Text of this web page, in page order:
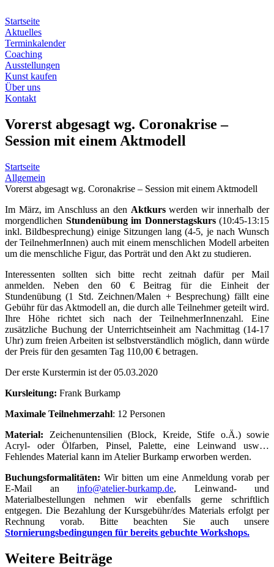
Inhalt
springen
Startseite
Aktuelles
Terminkalender
Coaching
Ausstellungen
Kunst kaufen
Über uns
Kontakt
Vorerst abgesagt wg. Coronakrise –
Session mit einem Aktmodell
Startseite
Allgemein
Vorerst abgesagt wg. Coronakrise – Session mit einem Aktmodell
Im März, im Anschluss an den Aktkurswerden wir innerhalb der
morgendlichen Stundenübung im Donnerstagskurs(10:45-13:15
inkl. Bildbesprechung) einige Sitzungen lang (4-5, je nach Wunsch
der TeilnehmerInnen) auch mit einem menschlichen Modell arbeiten
um die menschliche Figur, das Porträt und den Akt zu studieren.
Interessenten sollten sich bitte recht zeitnah dafür per Mail
anmelden. Neben den 60 € Beitrag für die Einheit der
Stundenübung (1 Std. Zeichnen/Malen + Besprechung) fällt eine
Gebühr für das Aktmodell an, die durch alle Teilnehmer geteilt wird.
Ihre Höhe richtet sich nach der TeilnehmerInnenzahl. Eine
zusätzliche Buchung der Unterrichtseinheit am Nachmittag (14-17
Uhr) zum freien Arbeiten ist selbstverständlich möglich, dann würde
der Preis für den gesamten Tag 110,00 € betragen.
Der erste Kurstermin ist der 05.03.2020
Kursleitung: Frank Burkamp
Maximale Teilnehmerzahl: 12 Personen
Material: Zeichenuntensilien (Block, Kreide, Stife o.Ä.) sowie
Acryl- oder Ölfarben, Pinsel, Palette, eine Leinwand usw…
Fehlendes Material kann im Atelier Burkamp erworben werden.
Buchungsformalitäten: Wir bitten um eine Anmeldung vorab per
E-Mail an info@atelier-burkamp.de, Leinwand- und
Materialbestellungen nehmen wir ebenfalls gerne schriftlich
entgegen. Die Bezahlung der Kursgebühr/des Materials erfolgt per
Rechnung vorab. Bitte beachten Sie auch unsere
Stornierungsbedingungen für bereits gebuchte Workshops.
Weitere Beiträge